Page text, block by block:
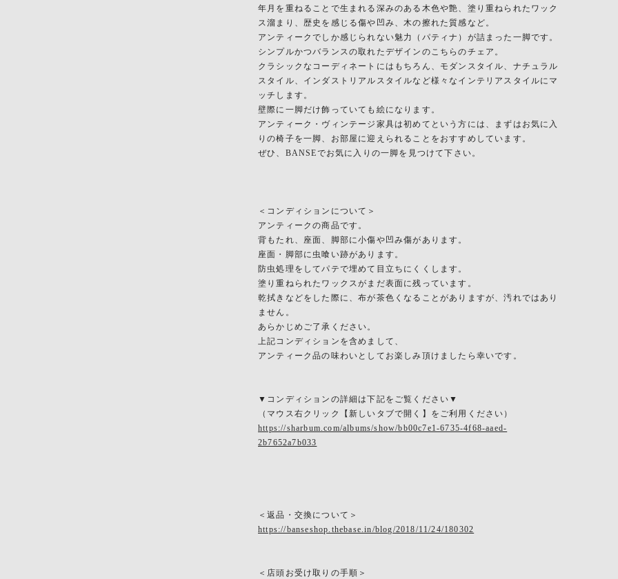
年月を重ねることで生まれる深みのある木色や艶、塗り重ねられたワック
ス溜まり、歴史を感じる傷や凹み、木の擦れた質感など。
アンティークでしか感じられない魅力（パティナ）が詰まった一脚です。
シンプルかつバランスの取れたデザインのこちらのチェア。
クラシックなコーディネートにはもちろん、モダンスタイル、ナチュラル
スタイル、インダストリアルスタイルなど様々なインテリアスタイルにマ
ッチします。
壁際に一脚だけ飾っていても絵になります。
アンティーク・ヴィンテージ家具は初めてという方には、まずはお気に入
りの椅子を一脚、お部屋に迎えられることをおすすめしています。
ぜひ、BANSEでお気に入りの一脚を見つけて下さい。
＜コンディションについて＞
アンティークの商品です。
背もたれ、座面、脚部に小傷や凹み傷があります。
座面・脚部に虫喰い跡があります。
防虫処理をしてパテで埋めて目立ちにくくします。
塗り重ねられたワックスがまだ表面に残っています。
乾拭きなどをした際に、布が茶色くなることがありますが、汚れではあり
ません。
あらかじめご了承ください。
上記コンディションを含めまして、
アンティーク品の味わいとしてお楽しみ頂けましたら幸いです。
▼コンディションの詳細は下記をご覧ください▼
（マウス右クリック【新しいタブで開く】をご利用ください）
https://sharbum.com/albums/show/bb00c7e1-6735-4f68-aaed-
2b7652a7b033
＜返品・交換について＞
https://banseshop.thebase.in/blog/2018/11/24/180302
＜店頭お受け取りの手順＞